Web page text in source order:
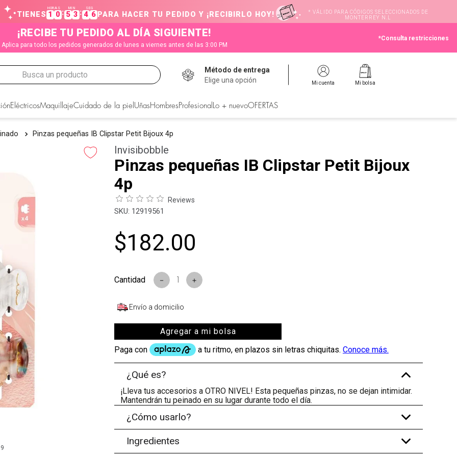
TIENES
HORAS
1 0 :
MIN
5 3 :
SEG
4 5PARA HACER TU PEDIDO Y ¡RECIBIRLO HOY!
* VÁLIDO PARA CÓDIGOS SELECCIONADOS DE
MONTERREY N.L
¡RECIBE TU PEDIDO AL DÍA SIGUIENTE!
Aplica para todo los pedidos generados de lunes a viernes antes de las 3:00 PM
*Consulta restricciones
Busca un producto
Método de entrega
Elige una opción
Mi cuenta Mi bolsa
EléctricosMaquillajeCuidado de la piel Uñas Hombres Profesional Lo + nuevoOFERTAS
Pinzas pequeñas IB Clipstar Petit Bijoux 4p
Invisibobble
Pinzas pequeñas IB Clipstar Petit Bijoux
4p
Reviews
: 12919561
$182.00
＋
－
Envío a domicilio
Agregar a mi bolsa
¿Qué es? -
¡Lleva tus accesorios a OTRO NIVEL! Esta pequeñas pinzas, no se dejan intimidar.
Mantendrán tu peinado en su lugar durante todo el día.
¿Cómo usarlo? +
Ingredientes +